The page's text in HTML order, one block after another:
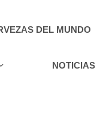
DEL MUNDO
NOTICIAS